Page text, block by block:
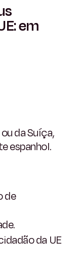
em
da Suíça,
espanhol.
de
da UE